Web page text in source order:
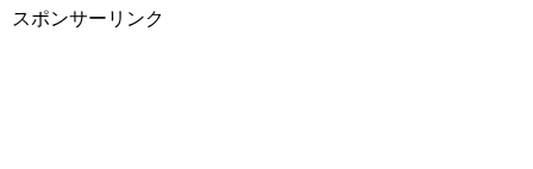
スポンサーリンク